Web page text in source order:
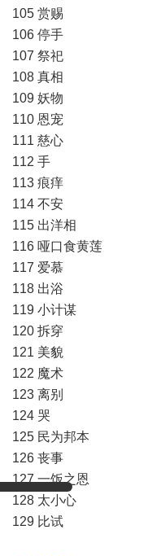
105 赏赐
106 停手
107 祭祀
108 真相
109 妖物
110 恩宠
111 慈心
112 手
113 痕痒
114 不安
115 出洋相
116 哑口食黄莲
117 爱慕
118 出浴
119 小计谋
120 拆穿
121 美貌
122 魔术
123 离别
124 哭
125 民为邦本
126 丧事
127 一饭之恩
128 太小心
129 比试